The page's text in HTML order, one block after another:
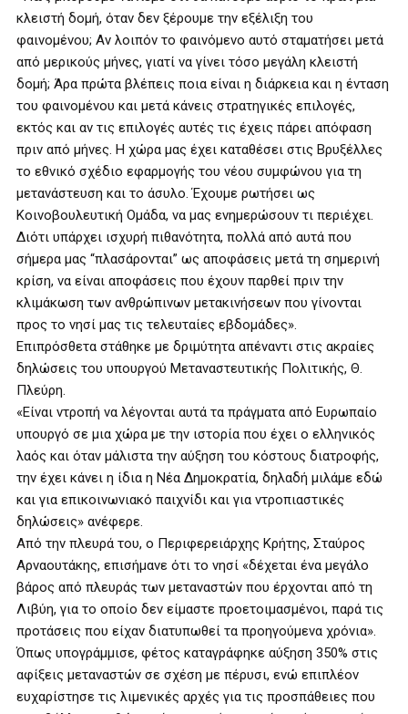
κλειστή δομή, όταν δεν ξέρουμε την εξέλιξη του
φαινομένου; Αν λοιπόν το φαινόμενο αυτό σταματήσει μετά
από μερικούς μήνες, γιατί να γίνει τόσο μεγάλη κλειστή
δομή; Άρα πρώτα βλέπεις ποια είναι η διάρκεια και η ένταση
του φαινομένου και μετά κάνεις στρατηγικές επιλογές,
εκτός και αν τις επιλογές αυτές τις έχεις πάρει απόφαση
πριν από μήνες. Η χώρα μας έχει καταθέσει στις Βρυξέλλες
το εθνικό σχέδιο εφαρμογής του νέου συμφώνου για τη
μετανάστευση και το άσυλο. Έχουμε ρωτήσει ως
Κοινοβουλευτική Ομάδα, να μας ενημερώσουν τι περιέχει.
Διότι υπάρχει ισχυρή πιθανότητα, πολλά από αυτά που
σήμερα μας “πλασάρονται” ως αποφάσεις μετά τη σημερινή
κρίση, να είναι αποφάσεις που έχουν παρθεί πριν την
κλιμάκωση των ανθρώπινων μετακινήσεων που γίνονται
προς το νησί μας τις τελευταίες εβδομάδες».
Επιπρόσθετα στάθηκε με δριμύτητα απέναντι στις ακραίες
δηλώσεις του υπουργού Μεταναστευτικής Πολιτικής, Θ.
Πλεύρη.
«Είναι ντροπή να λέγονται αυτά τα πράγματα από Ευρωπαίο
υπουργό σε μια χώρα με την ιστορία που έχει ο ελληνικός
λαός και όταν μάλιστα την αύξηση του κόστους διατροφής,
την έχει κάνει η ίδια η Νέα Δημοκρατία, δηλαδή μιλάμε εδώ
και για επικοινωνιακό παιχνίδι και για ντροπιαστικές
δηλώσεις» ανέφερε.
Από την πλευρά του, ο Περιφερειάρχης Κρήτης, Σταύρος
Αρναουτάκης, επισήμανε ότι το νησί «δέχεται ένα μεγάλο
βάρος από πλευράς των μεταναστών που έρχονται από τη
Λιβύη, για το οποίο δεν είμαστε προετοιμασμένοι, παρά τις
προτάσεις που είχαν διατυπωθεί τα προηγούμενα χρόνια».
Όπως υπογράμμισε, φέτος καταγράφηκε αύξηση 350% στις
αφίξεις μεταναστών σε σχέση με πέρυσι, ενώ επιπλέον
ευχαρίστησε τις λιμενικές αρχές για τις προσπάθειες που